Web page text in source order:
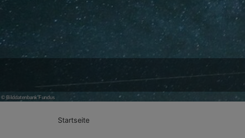
Startseite